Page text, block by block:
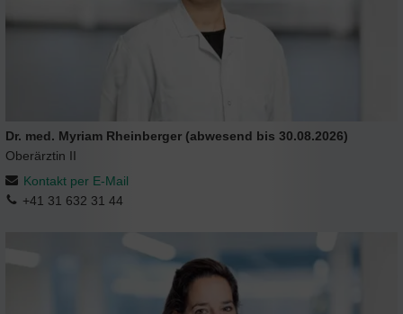
Dr. med. Myriam Rheinberger (abwesend bis 30.08.2026)
Oberärztin II
Kontakt per E-Mail
+41 31 632 31 44